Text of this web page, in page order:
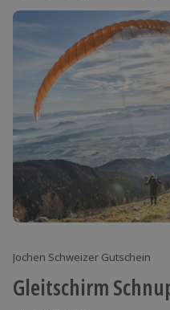
Jochen Schweizer Gutschein
Gleitschirm